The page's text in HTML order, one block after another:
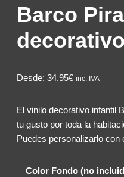
Barco
decorativo
Desde: 34,95€ inc. IVA
El vinilo decorativo infantil
tu gusto por toda la
Puedes personalizarlo con
Color Fondo (no